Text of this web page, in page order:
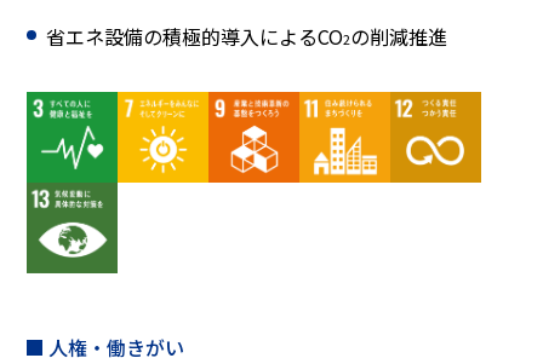
省エネ設備の積極的導入によるCO2の削減推進
人権・働きがい